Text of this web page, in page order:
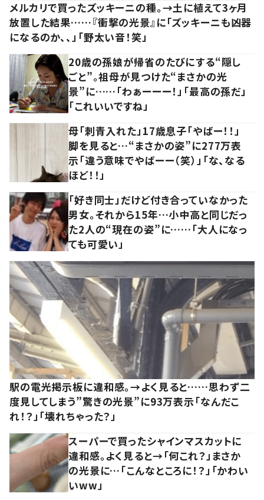
メルカリで買ったズッキーニの種。→土に植えて3ヶ月
放置した結果……『衝撃の光景』に「ズッキーニも凶器
になるのか、、」「野太い音！笑」
20歳の孫娘が帰省のたびにする“隠し
ごと”。祖母が見つけた“まさかの光
景”に……「わぁーーー！」「最高の孫だ」
「これいいですね」
母「刺青入れた」17歳息子「やばー！！」
脚を見ると…“まさかの姿”に277万表
示「違う意味でやばーー（笑）」「な、なる
ほど！！」
「好き同士」だけど付き合っていなかった
男女。それから15年…小中高と同じだっ
た2人の“現在の姿”に……「大人になっ
ても可愛い」
駅の電光掲示板に違和感。→よく見ると……思わず二
度見してしまう”驚きの光景”に93万表示「なんだこ
れ！？」「壊れちゃった？」
スーパーで買ったシャインマスカットに
違和感。よく見ると→「何これ？」まさか
の光景に…「こんなところに！？」「かわい
いww」